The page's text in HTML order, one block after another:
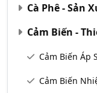
Cà Phê - Sản
Cảm Biến -
Cảm Biến Áp
Cảm Biến